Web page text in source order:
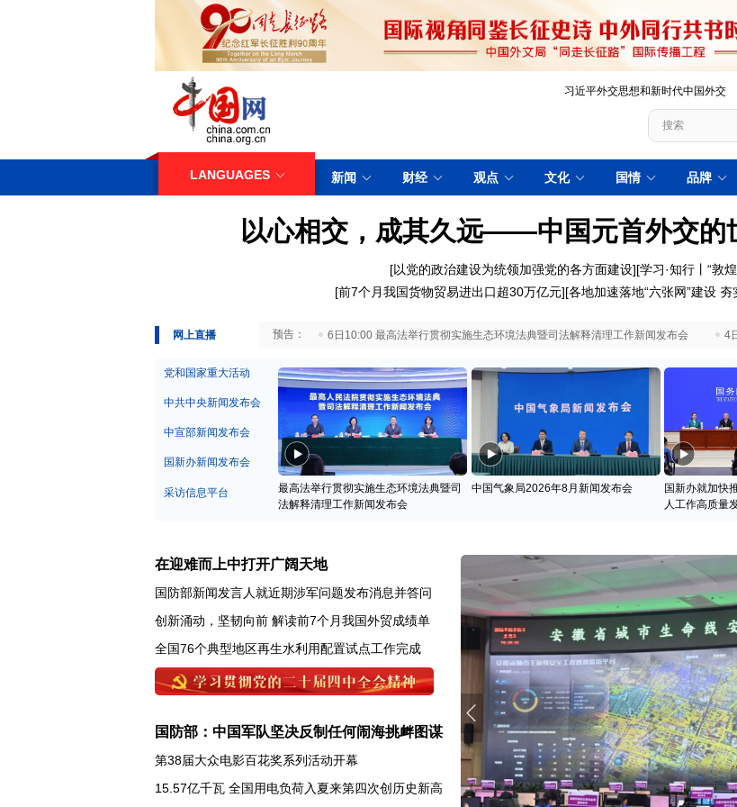
习近平外交思想和新时代中国外交
LANGUAGES 新闻 财经 观点 文化 国情 品牌
以心相交，成其久远——中国元首外交的
[以党的政治建设为统领加强党的各方面建设][学习·知行丨“敦
[前7个月我国货物贸易进出口超30万亿元][各地加速落地“六张网”建设
网上直播
29日10:00 国务院台湾事务办公室7月29日举行新闻发布会 6日10:00 最高法举行贯彻实施生态环境法典暨司法解释清理工作新闻发布会 4
党和国家重大活动
中共中央新闻发布会
中宣部新闻发布会
国新办新闻发布会
采访信息平台
最高法举行贯彻实施生态环境法典暨司
法解释清理工作新闻发布会
中国气象局2026年8月新闻发布会
国新办就加快
人工作高质量
在迎难而上中打开广阔天地
国防部新闻发言人就近期涉军问题发布消息并答问
创新涌动，坚韧向前 解读前7个月我国外贸成绩单
全国76个典型地区再生水利用配置试点工作完成
国防部：中国军队坚决反制任何闹海挑衅图谋
第38届大众电影百花奖系列活动开幕
15.57亿千瓦 全国用电负荷入夏来第四次创历史新高